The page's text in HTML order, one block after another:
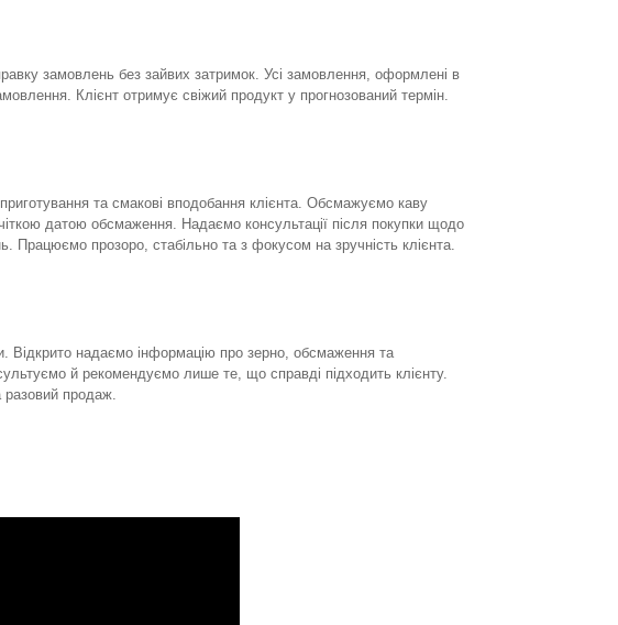
замовлень без зайвих затримок. Усі замовлення, оформлені в
Клієнт отримує свіжий продукт у прогнозований термін.
та смакові вподобання клієнта. Обсмажуємо каву
датою обсмаження. Надаємо консультації після покупки щодо
Працюємо прозоро, стабільно та з фокусом на зручність клієнта.
Відкрито надаємо інформацію про зерно, обсмаження та
й рекомендуємо лише те, що справді підходить клієнту.
разовий продаж.